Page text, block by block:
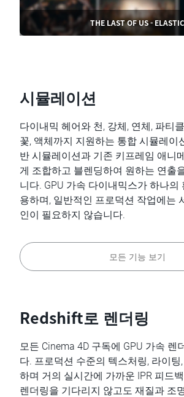
THE LAST OF US - ELASTIC
시뮬레이션
다이내믹 헤어와 천, 강체, 연체, 파티
꽃, 액체까지 지원하는 통합 시뮬레이
반 시뮬레이션과 기존 키프레임 애니
게 조합하고 블렌딩하여 원하는 연출
니다. GPU 가속 다이내믹스가 하나의
용하며, 일반적인 프로덕션 작업에는
인이 필요하지 않습니다.
모든 기능 보기
Redshift로 렌더링
모든 Cinema 4D 구독에 GPU 가속 렌
다. 프로덕션 수준의 텍스처링, 라이팅
하며 거의 실시간에 가까운 IPR 피드
렌더링을 기다리지 않고도 재질과 조